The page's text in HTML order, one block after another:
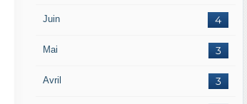
Juin 4
Mai 3
Avril 3